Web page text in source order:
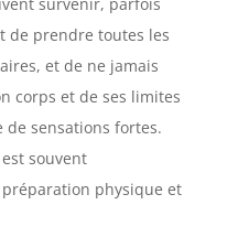
de prendre toutes les
et de ne jamais
corps et de ses limites
sensations fortes.
souvent
physique et